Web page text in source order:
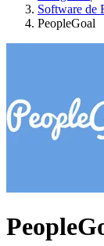
Software de
PeopleGoal